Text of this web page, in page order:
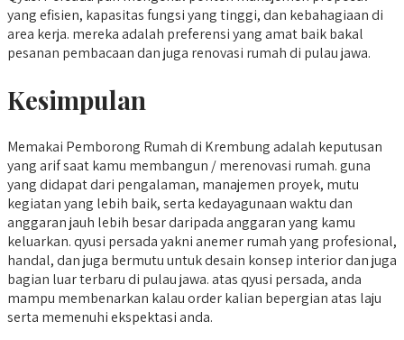
yang efisien, kapasitas fungsi yang tinggi, dan kebahagiaan di
area kerja. mereka adalah preferensi yang amat baik bakal
pesanan pembacaan dan juga renovasi rumah di pulau jawa.
Kesimpulan
Memakai Pemborong Rumah di Krembung adalah keputusan
yang arif saat kamu membangun / merenovasi rumah. guna
yang didapat dari pengalaman, manajemen proyek, mutu
kegiatan yang lebih baik, serta kedayagunaan waktu dan
anggaran jauh lebih besar daripada anggaran yang kamu
keluarkan. qyusi persada yakni anemer rumah yang profesional,
handal, dan juga bermutu untuk desain konsep interior dan juga
bagian luar terbaru di pulau jawa. atas qyusi persada, anda
mampu membenarkan kalau order kalian bepergian atas laju
serta memenuhi ekspektasi anda.